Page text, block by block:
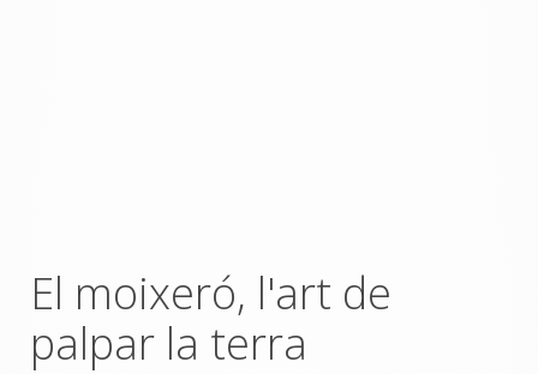
El moixeró, l'art de
palpar la terra